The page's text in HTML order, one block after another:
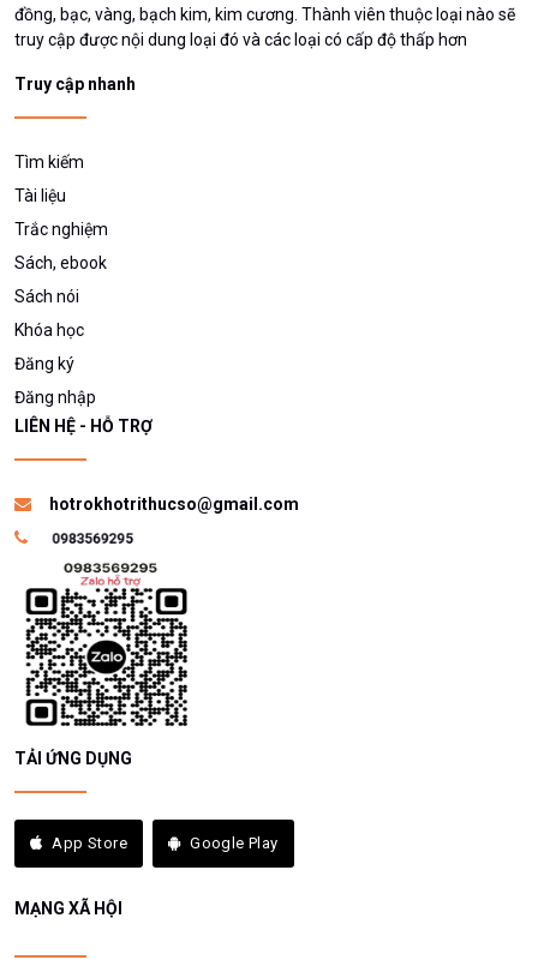
đồng, bạc, vàng, bạch kim, kim cương. Thành viên thuộc loại nào sẽ
truy cập được nội dung loại đó và các loại có cấp độ thấp hơn
Truy cập nhanh
Tìm kiếm
Tài liệu
Trắc nghiệm
Sách, ebook
Sách nói
Khóa học
Đăng ký
Đăng nhập
LIÊN HỆ - HỖ TRỢ
hotrokhotrithucso@gmail.com
TẢI ỨNG DỤNG
App Store Google Play
MẠNG XÃ HỘI